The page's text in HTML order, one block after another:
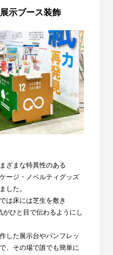
示ブース装飾
ざまな特異性のある
ージ・ノベルティグッズ
した。
は床には芝生を敷き
がひと目で伝わるようにし
した展示台やパンフレッ
、その場で誰でも簡単に